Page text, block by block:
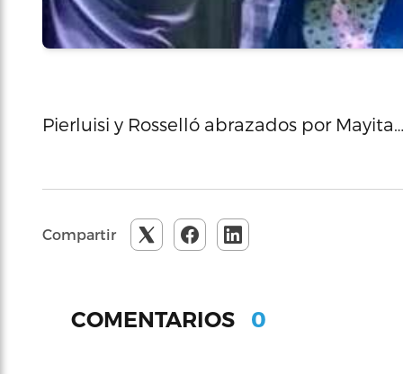
Pierluisi y Rosselló abrazados por Mayita…
Compartir
COMENTARIOS 0